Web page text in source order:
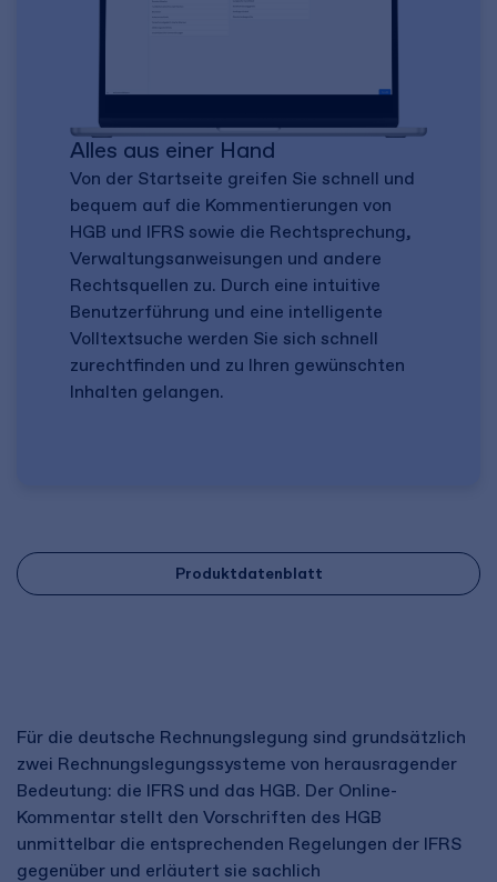
Alles aus einer Hand
Von der Startseite greifen Sie schnell und
bequem auf die Kommentierungen von
HGB und IFRS sowie die Rechtsprechung,
Verwaltungsanweisungen und andere
Rechtsquellen zu. Durch eine intuitive
Benutzerführung und eine intelligente
Volltextsuche werden Sie sich schnell
zurechtfinden und zu Ihren gewünschten
Inhalten gelangen.
Produktdatenblatt
Für die deutsche Rechnungslegung sind grundsätzlich
zwei Rechnungslegungssysteme von herausragender
Bedeutung: die IFRS und das HGB. Der Online-
Kommentar stellt den Vorschriften des HGB
unmittelbar die entsprechenden Regelungen der IFRS
gegenüber und erläutert sie sachlich